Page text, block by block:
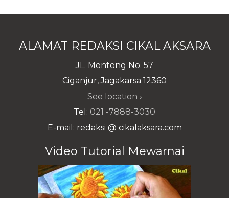
ALAMAT REDAKSI CIKAL AKSARA
JL. Montong No. 57
Ciganjur, Jagakarsa 12360
See location ›
Tel: 021 -7888-3030
E-mail: redaksi @ cikalaksara.com
Video Tutorial Mewarnai